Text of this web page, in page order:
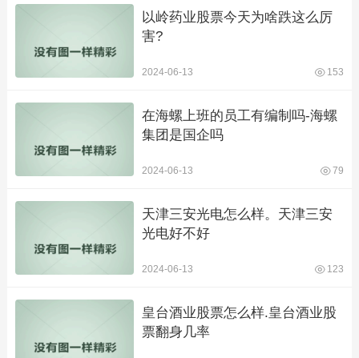
以岭药业股票今天为啥跌这么厉
害?
2024-06-13 153
在海螺上班的员工有编制吗-海螺
集团是国企吗
2024-06-13 79
天津三安光电怎么样。天津三安
光电好不好
2024-06-13 123
皇台酒业股票怎么样.皇台酒业股
票翻身几率